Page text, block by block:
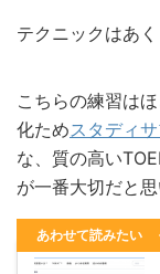
テクニックはあく
こちらの練習は
化ためスタディ
な、質の高い
が一番大切だと思
あわせて読みたい